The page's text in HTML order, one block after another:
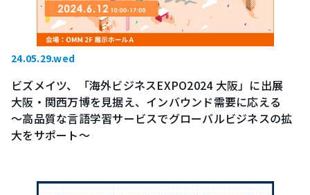
24.05.29.wed
ビズメイツ、「海外ビジネスEXPO2024 大阪」に出展
大阪・関西万博を見据え、インバウンド需要に応える
〜高品質な言語学習サービスでグローバルビジネスの拡
大をサポート～